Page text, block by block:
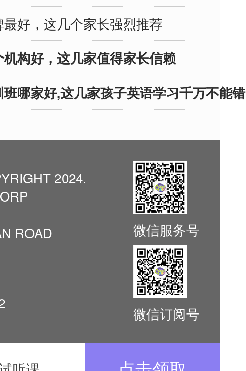
教学著称，通过丰富的教
材和实景模拟，让孩子在
真实情境中感受英语。他
们强调培养孩子的英语思
维，使英语不再是简单的
课程，而是贯穿于日常生
好，这几个家长强烈推荐
构好，这几家值得家长信赖
哪家好,这几家孩子英语学习千万不能错
2024.
ROAD
微信服务号
微信订阅号